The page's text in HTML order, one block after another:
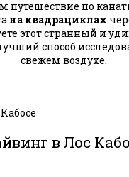
путешествие по
на квадрациклах
этот странный и
способ
свежем воздухе.
в Лос